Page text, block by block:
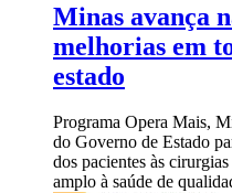
Minas avança
melhorias em
estado
Programa Opera Mais,
do Governo de Estado
dos pacientes às
amplo à saúde de